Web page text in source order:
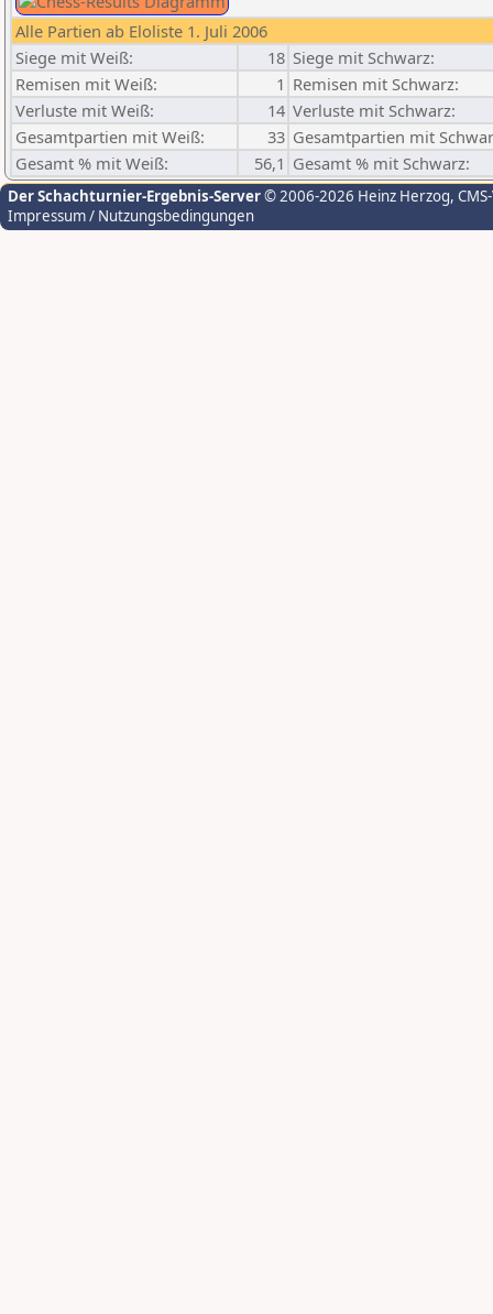
Alle Partien ab Eloliste 1. Juli 2006
Siege mit Weiß:
18 Siege mit Schwarz:
Remisen mit Weiß:
1 Remisen mit Schwarz:
Verluste mit Weiß:
14 Verluste mit Schwarz:
Gesamtpartien mit Weiß:
33 Gesamtpartien mit
Gesamt % mit Weiß:
56,1 Gesamt % mit Schwarz:
Der Schachturnier-Ergebnis-Server© 2006-2026 Heinz Herzog,
Impressum / Nutzungsbedingungen